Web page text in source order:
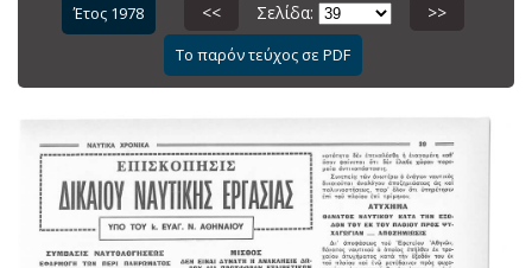
Έτος 1978 << Σελίδα: >>
Το παρόν τεύχος σε PDF